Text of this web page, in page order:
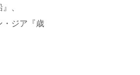
、
・ジア『歳